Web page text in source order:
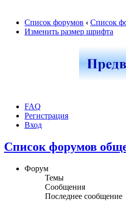
Список форумов ‹ Список
Изменить размер шрифта
FAQ
Регистрация
Вход
Список форумов
Форум
Темы
Сообщения
Последнее сообщение